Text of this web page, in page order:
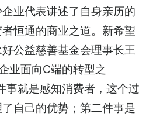
业代表讲述了自身亲历的
恒通的商业之道。新希望
公益慈善基金会理事长王
业面向C端的转型之
事就是感知消费者，这个过
自己的优势；第二件事是